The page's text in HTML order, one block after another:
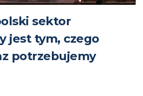
sektor
jest tym, czego
potrzebujemy